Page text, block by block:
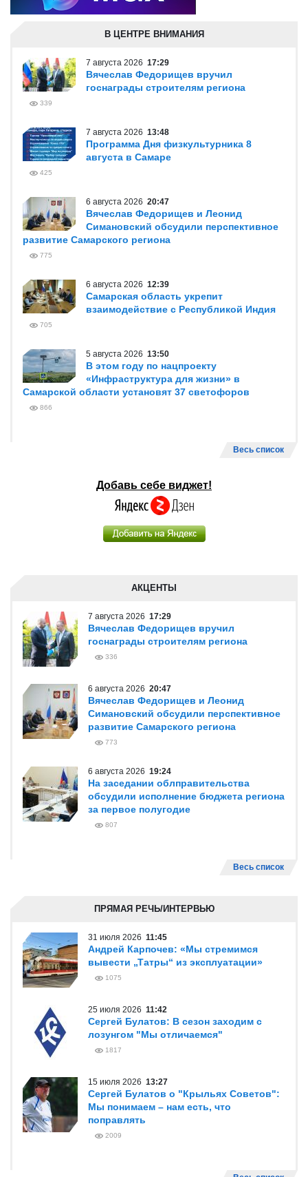
В ЦЕНТРЕ ВНИМАНИЯ
7 августа 2026 17:29
Вячеслав Федорищев вручил
госнаграды строителям региона
339
7 августа 2026 13:48
Программа Дня физкультурника 8
августа в Самаре
425
6 августа 2026 20:47
Вячеслав Федорищев и Леонид
Симановский обсудили перспективное
развитие Самарского региона
775
6 августа 2026 12:39
Самарская область укрепит
взаимодействие с Республикой Индия
705
5 августа 2026 13:50
В этом году по нацпроекту
«Инфраструктура для жизни» в
Самарской области установят 37 светофоров
866
Весь список
Добавь себе виджет!
АКЦЕНТЫ
7 августа 2026 17:29
Вячеслав Федорищев вручил
госнаграды строителям региона
336
6 августа 2026 20:47
Вячеслав Федорищев и Леонид
Симановский обсудили перспективное
развитие Самарского региона
773
6 августа 2026 19:24
На заседании облправительства
обсудили исполнение бюджета региона
за первое полугодие
807
Весь список
ПРЯМАЯ РЕЧЬ/ИНТЕРВЬЮ
31 июля 2026 11:45
Андрей Карпочев: «Мы стремимся
вывести „Татры“ из эксплуатации»
1075
25 июля 2026 11:42
Сергей Булатов: В сезон заходим с
лозунгом "Мы отличаемся"
1817
15 июля 2026 13:27
Сергей Булатов о "Крыльях Советов":
Мы понимаем – нам есть, что
поправлять
2009